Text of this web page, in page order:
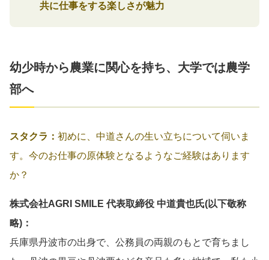
共に仕事をする楽しさが魅力
幼少時から農業に関心を持ち、大学では農学
部へ
スタクラ： 初めに、中道さんの生い立ちについて伺いま
す。今のお仕事の原体験となるようなご経験はあります
か？
株式会社AGRI SMILE 代表取締役 中道貴也氏(以下敬称
略)：
兵庫県丹波市の出身で、公務員の両親のもとで育ちまし